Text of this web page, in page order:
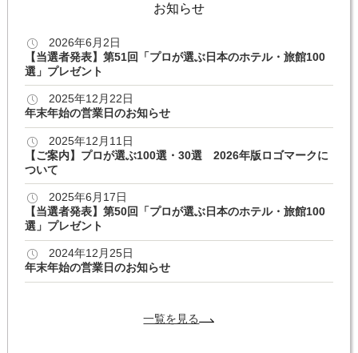
お知らせ
2026年6月2日
【当選者発表】第51回「プロが選ぶ日本のホテル・旅館100
選」プレゼント
2025年12月22日
年末年始の営業日のお知らせ
2025年12月11日
【ご案内】プロが選ぶ100選・30選 2026年版ロゴマークに
ついて
2025年6月17日
【当選者発表】第50回「プロが選ぶ日本のホテル・旅館100
選」プレゼント
2024年12月25日
年末年始の営業日のお知らせ
一覧を見る